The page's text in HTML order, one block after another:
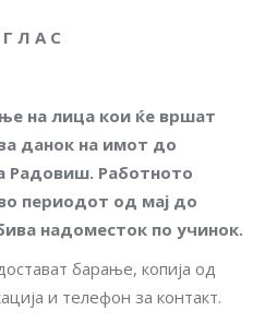
Л А С
на лица кои ќе вршат
данок на имот до
Радовиш. Работното
периодот од мај до
надоместок по учинок.
барање, копија од
и телефон за контакт.